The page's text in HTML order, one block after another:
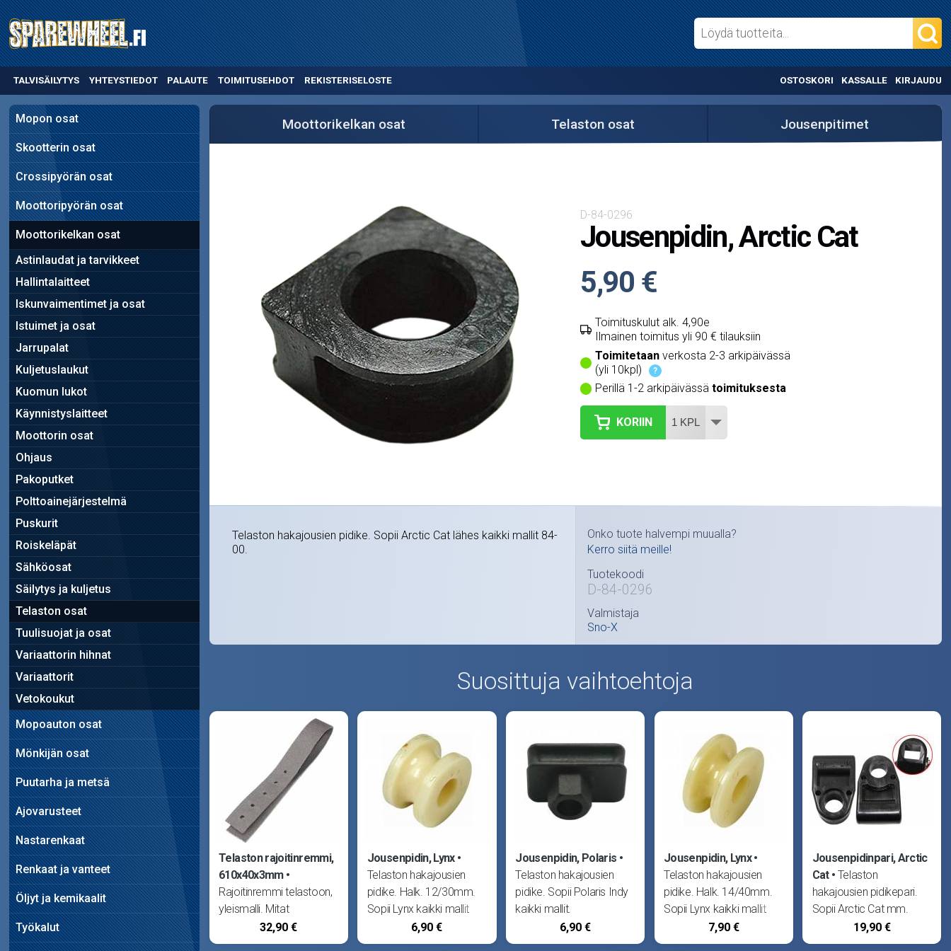
TALVISÄILYTYS YHTEYSTIEDOT PALAUTE TOIMITUSEHDOT REKISTERISELOSTE OSTOSKORI KASSALLE KIRJAUDU
Mopon osat
Skootterin osat
Crossipyörän osat
Moottoripyörän osat
Moottorikelkan osat
Astinlaudat ja tarvikkeet
Hallintalaitteet
Iskunvaimentimet ja osat
Istuimet ja osat
Jarrupalat
Kuljetuslaukut
Kuomun lukot
Käynnistyslaitteet
Moottorin osat
Ohjaus
Pakoputket
Polttoainejärjestelmä
Puskurit
Roiskeläpät
Sähköosat
Säilytys ja kuljetus
Telaston osat
Tuulisuojat ja osat
Variaattorin hihnat
Variaattorit
Vetokoukut
Mopoauton osat
Mönkijän osat
Puutarha ja metsä
Ajovarusteet
Nastarenkaat
Renkaat ja vanteet
Öljyt ja kemikaalit
Työkalut
Moottorikelkan osat Telaston osat Jousenpitimet
D-84-0296
Jousenpidin, Arctic Cat
5,90 €
Toimituskulut alk. 4,90e
Ilmainen toimitus yli 90 € tilauksiin
Toimitetaanverkosta 2-3 arkipäivässä
(yli 10kpl)
?
Perillä 1-2 arkipäivässä toimituksesta
KORIIN
Telaston hakajousien pidike. Sopii Arctic Cat lähes kaikki mallit 84-
00.
Onko tuote halvempi muualla?
Kerro siitä meille!
Tuotekoodi
D-84-0296
Valmistaja
Sno-X
Suosittuja vaihtoehtoja
Telaston rajoitinremmi,
610x40x3mm
Rajoitinremmi telastoon,
yleismalli. Mitat
610x40x3mm.
32,90 €
Jousenpidin, Lynx
Telaston hakajousien
pidike. Halk. 12/30mm.
Sopii Lynx kaikki mallit
6,90 €
Jousenpidin, Polaris
Telaston hakajousien
pidike. Sopii Polaris Indy
kaikki mallit.
6,90 €
Jousenpidin, Lynx
Telaston hakajousien
pidike. Halk. 14/40mm.
Sopii Lynx kaikki mallit
7,90 €
Jousenpidinpari, Arctic
Cat
Telaston
hakajousien pidikepari.
Sopii Arctic Cat mm.
Bearcat, Cougar, Jag340,
440, Panther, Thunder
19,90 €